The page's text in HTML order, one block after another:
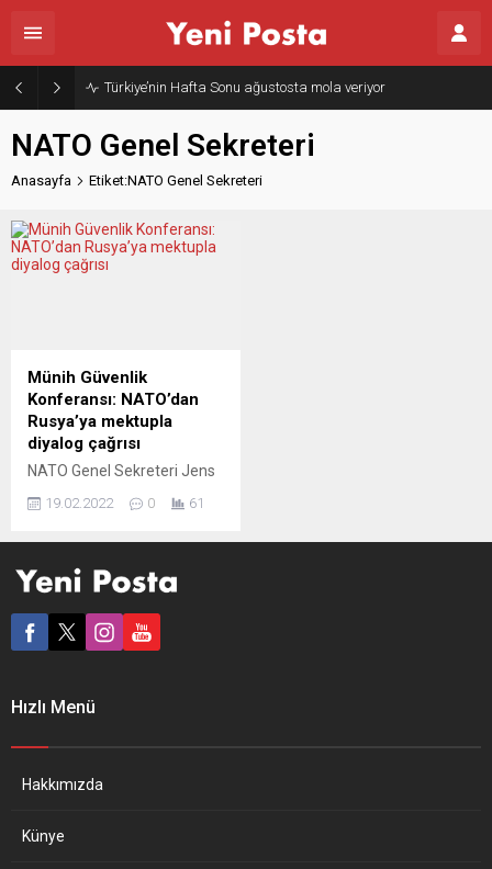
Türkiye’nin Hafta Sonu ağustosta mola veriyor
NATO Genel Sekreteri
Anasayfa Etiket:NATO Genel Sekreteri
Münih Güvenlik
Konferansı: NATO’dan
Rusya’ya mektupla
diyalog çağrısı
NATO Genel Sekreteri Jens
Bakanı Sergey Lavrov’u yeni
söyledi. Stoltenberg, “Soğuk
Avrupa’da bu kadar fazla
muharebeye hazır asker
Konferansı’nda konuşma
sınırından kuvvetlerini
riski...
19.02.2022 0 61
Hızlı Menü
Hakkımızda
Künye